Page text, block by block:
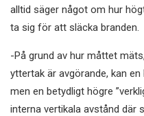
alltid säger något om hur
ta sig för att släcka branden.
-På grund av hur måttet
yttertak är avgörande, kan
men en betydligt högre
interna vertikala avstånd där